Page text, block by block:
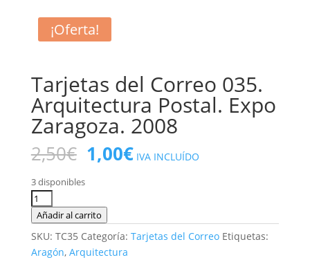
¡Oferta!
Tarjetas del Correo 035.
Arquitectura Postal. Expo
Zaragoza. 2008
2,50€ El
precio
era:
2,50€.
1,00€El
precio
IVA INCLUÍDO
3 disponibles
Tarjetas
del
Arquitectura
Añadir al carrito
SKU: TC35 Categoría: Tarjetas del Correo Etiquetas:
Aragón, Arquitectura